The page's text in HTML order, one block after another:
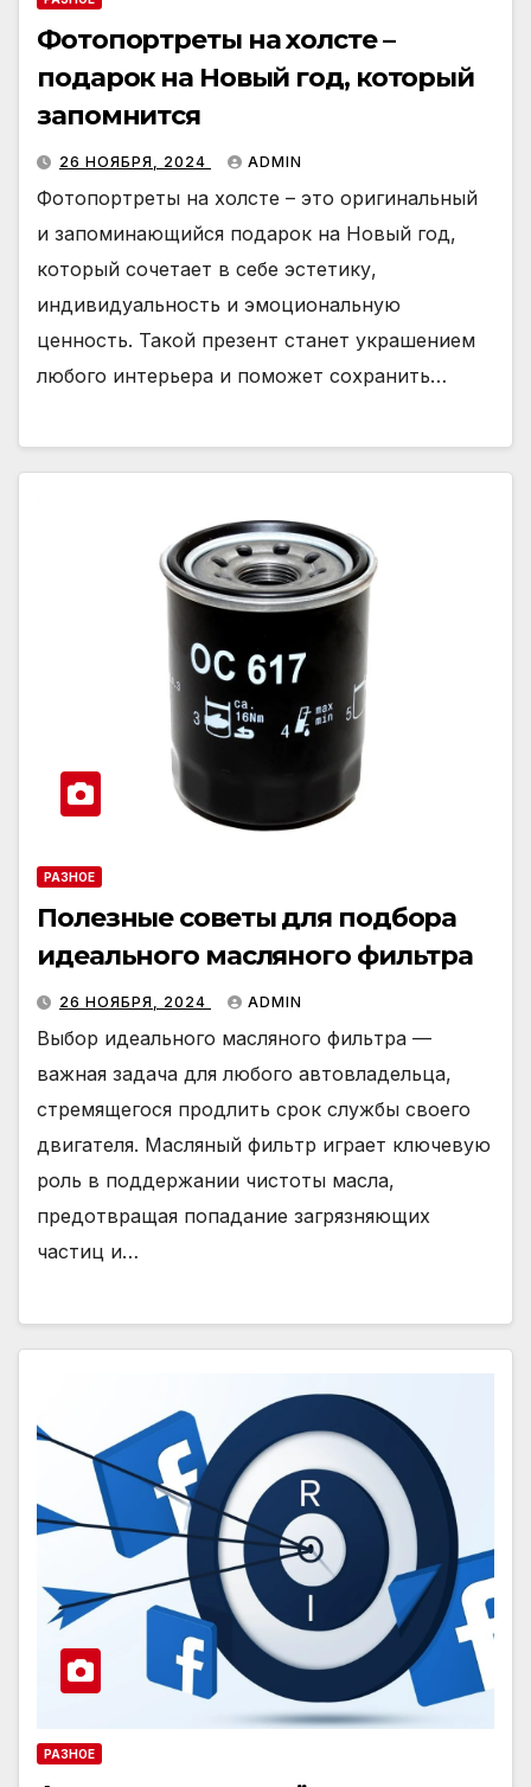
Фотопортреты на холсте –
подарок на Новый год, который
запомнится
26 НОЯБРЯ, 2024 ADMIN
Фотопортреты на холсте – это оригинальный
и запоминающийся подарок на Новый год,
который сочетает в себе эстетику,
индивидуальность и эмоциональную
ценность. Такой презент станет украшением
любого интерьера и поможет сохранить…
РАЗНОЕ
Полезные советы для подбора
идеального масляного фильтра
26 НОЯБРЯ, 2024 ADMIN
Выбор идеального масляного фильтра —
важная задача для любого автовладельца,
стремящегося продлить срок службы своего
двигателя. Масляный фильтр играет ключевую
роль в поддержании чистоты масла,
предотвращая попадание загрязняющих
частиц и…
РАЗНОЕ